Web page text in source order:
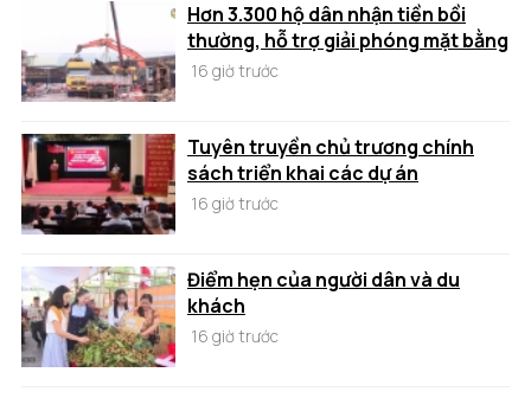
Hơn 3.300 hộ dân nhận tiền bồi
thường, hỗ trợ giải phóng mặt bằng
16 giờ trước
Tuyên truyền chủ trương chính
sách triển khai các dự án
16 giờ trước
Điểm hẹn của người dân và du
khách
16 giờ trước